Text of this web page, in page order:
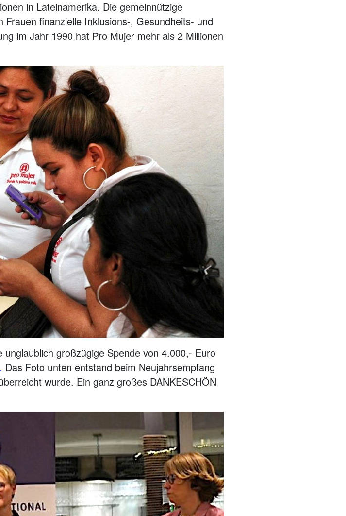
in Lateinamerika. Die gemeinnützige
finanzielle Inklusions-, Gesundheits- und
im Jahr 1990 hat Pro Mujer mehr als 2 Millionen
großzügige Spende von 4.000,- Euro
Das Foto unten entstand beim Neujahrsempfang
wurde. Ein ganz großes DANKESCHÖN